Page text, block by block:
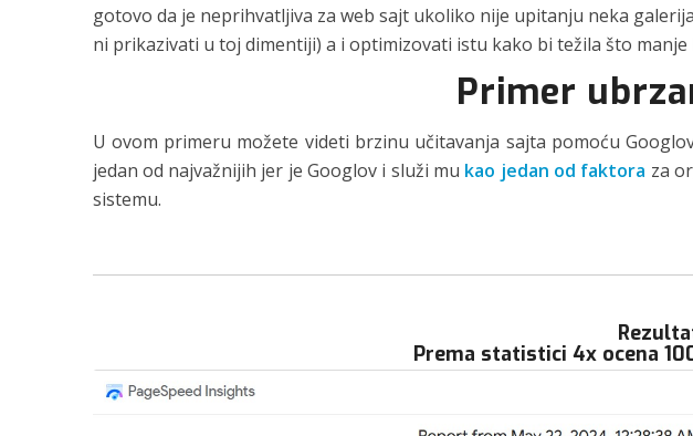
gotovo da je neprihvatljiva za web sajt ukoliko nije upitanju neka
ni prikazivati u toj dimentiji) a i optimizovati istu kako bi težila što
Primer
U ovom primeru možete videti brzinu učitavanja sajta pomoću
jedan od najvažnijih jer je Googlov i služi mu kao jedan od faktora za
sistemu.
Prema statistici 4x ocena